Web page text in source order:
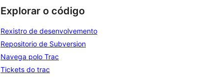
Explorar o código
Rexistro de desenvolvemento
Repositorio de Subversion
Navega polo Trac
Tickets do trac